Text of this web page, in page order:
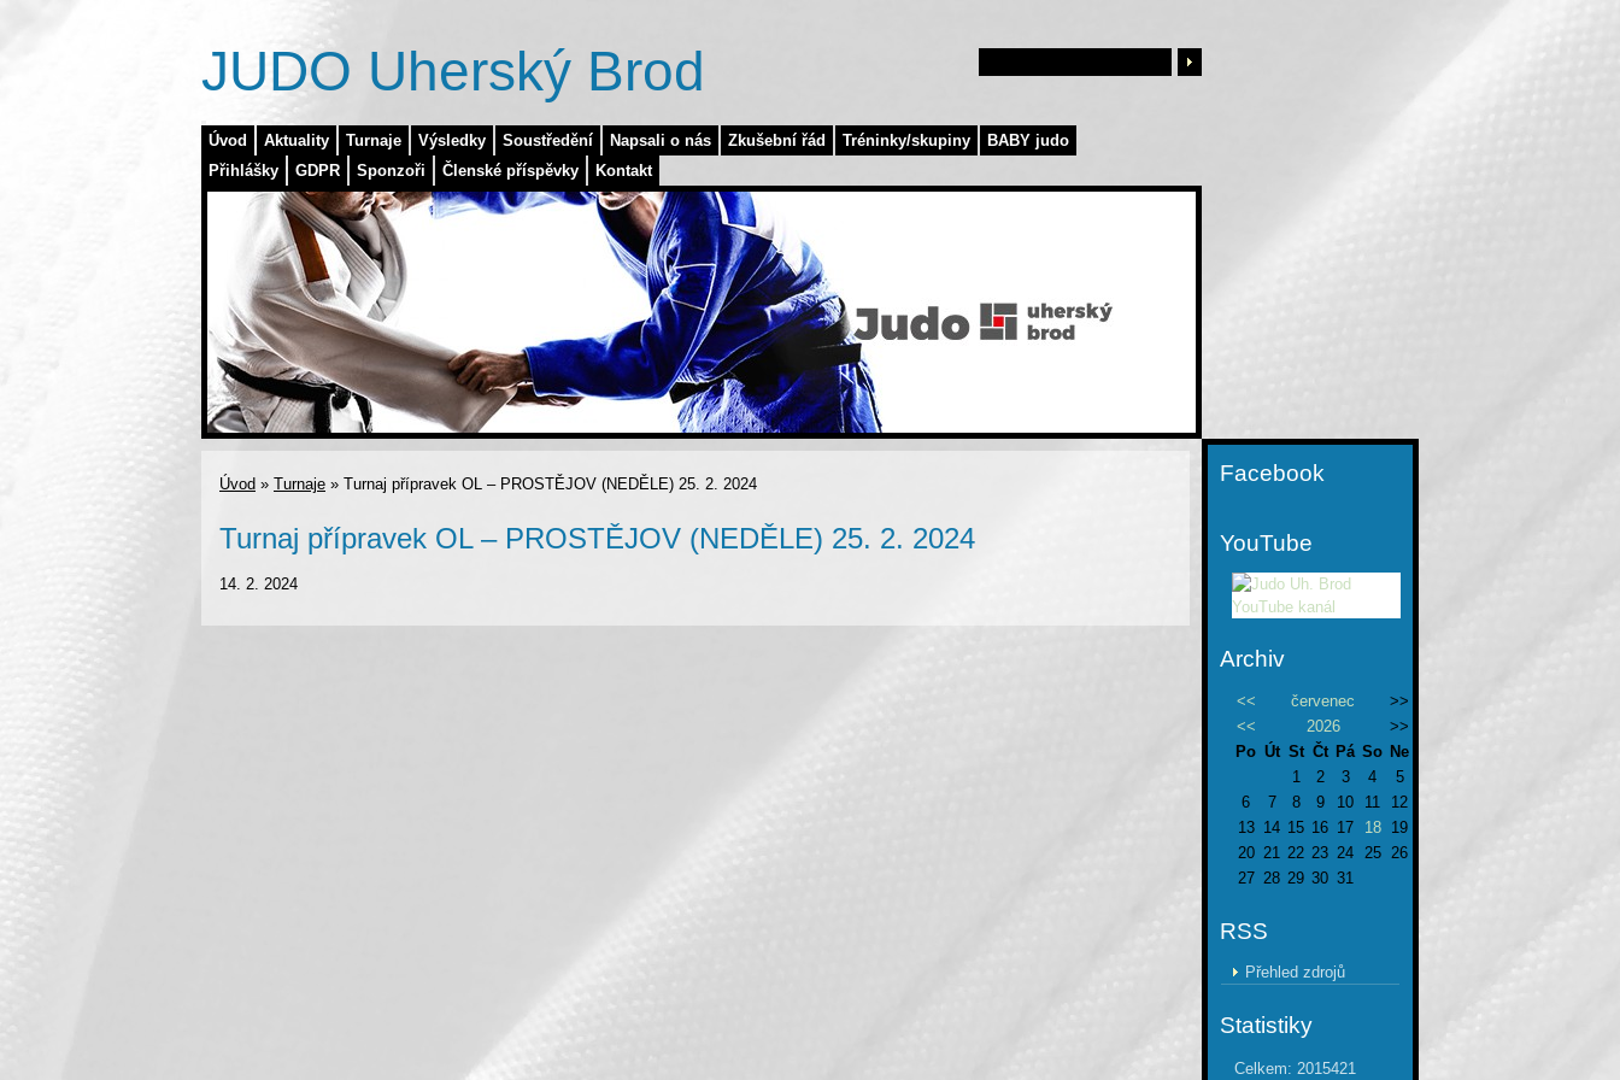
Úvod Aktuality Turnaje Výsledky Soustředění Napsali o nás Zkušební řád Tréninky/skupiny
BABY judo
Přihlášky
GDPR Sponzoři Členské příspěvky Kontakt
JUDO Uherský Brod
Úvod » Turnaje » Turnaj přípravek OL – PROSTĚJOV (NEDĚLE) 25. 2. 2024
Turnaj přípravek OL – PROSTĚJOV (NEDĚLE) 25. 2. 2024
14. 2. 2024
Facebook
YouTube
Archiv
<< červenec
>>
<<
2026
>>
Po Út St Čt Pá So Ne
1
2 3 4
5
6
7 8 9 10 11
12
13 14 15 16 17 18
19
20 21 22 23 24 25 26
27 28 29 30 31
RSS
Přehled zdrojů
Statistiky
Celkem: 2015421